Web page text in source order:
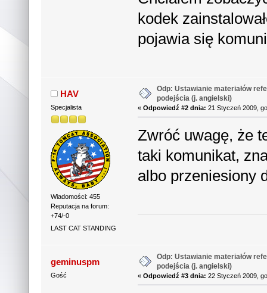
kodek
pojawia się
HAV
Specjalista
Wiadomości: 455
Reputacja na forum:
+74/-0
LAST CAT STANDING
Odp: Ustawianie materiałów
podejścia (j. angielski)
«Odpowiedź #2 dnia: 21 Styczeń 2009,
Zwróć uwagę, że
taki komunikat,
albo przeniesiony
geminuspm
Gość
Odp: Ustawianie materiałów
podejścia (j. angielski)
«Odpowiedź #3 dnia: 22 Styczeń 2009,